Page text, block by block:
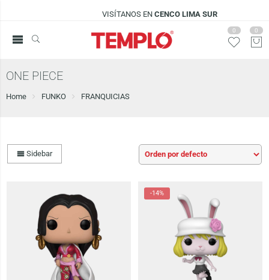
VISÍTANOS EN CENCO LIMA SUR
0 0
ONE PIECE
Home FUNKO FRANQUICIAS
Sidebar
-14%